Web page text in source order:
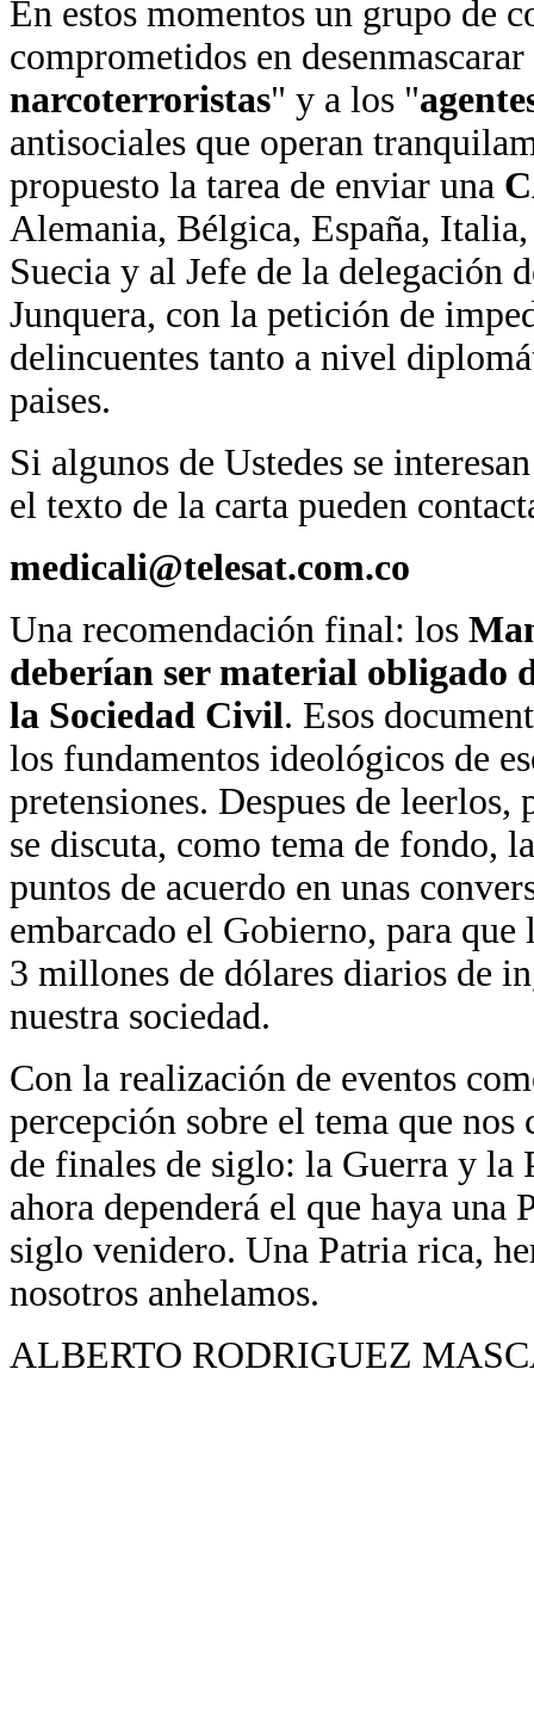
En estos momentos un grupo de
comprometidos en
narcoterroristas" y a los "
antisociales que operan
propuesto la tarea de enviar una
Alemania, Bélgica, España,
Suecia y al Jefe de la delegación
Junquera, con la petición de
delincuentes tanto a nivel
paises.
Si algunos de Ustedes se
el texto de la carta pueden
medicali@telesat.com.co
Una recomendación final: los
deberían ser material obligado
la Sociedad Civil. Esos
los fundamentos ideológicos de
pretensiones. Despues de leerlos,
se discuta, como tema de fondo,
puntos de acuerdo en unas
embarcado el Gobierno, para
3 millones de dólares diarios de
nuestra sociedad.
Con la realización de eventos
percepción sobre el tema que
de finales de siglo: la Guerra y la
ahora dependerá el que haya una
siglo venidero. Una Patria rica,
nosotros anhelamos.
ALBERTO RODRIGUEZ